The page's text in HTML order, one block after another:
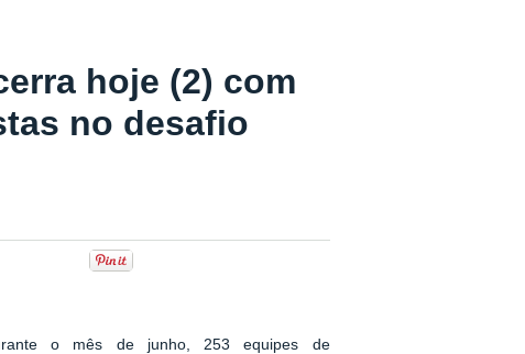
hoje (2) com
no desafio
o mês de junho, 253 equipes de